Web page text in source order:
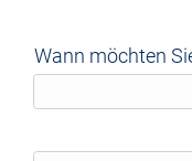
Wann möchten